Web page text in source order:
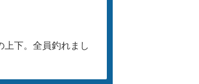
上下。全員釣れまし